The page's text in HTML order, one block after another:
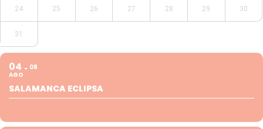
24 25 26 27 28 29 30
31
04
AGO
08
SALAMANCA ECLIPSA